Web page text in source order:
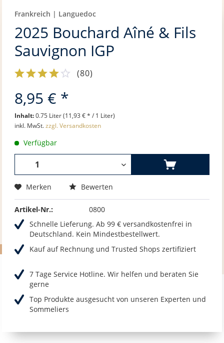
Frankreich | Languedoc
2025 Bouchard Aîné & Fils
Sauvignon IGP
(80)
8,95 € *
Inhalt:0.75 Liter (11,93 € * / 1 Liter)
inkl. MwSt.zzgl. Versandkosten
Verfügbar
Merken Bewerten
Artikel-Nr.:
0800
Schnelle Lieferung. Ab 99 € versandkostenfrei in
Deutschland. Kein Mindestbestellwert.
Kauf auf Rechnung und Trusted Shops zertifiziert
7 Tage Service Hotline. Wir helfen und beraten Sie
gerne
Top Produkte ausgesucht von unseren Experten und
Sommeliers